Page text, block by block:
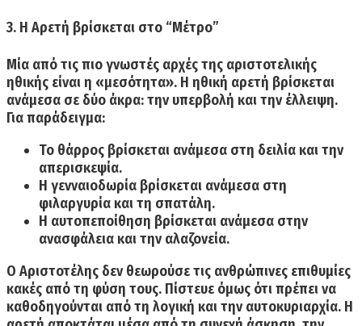
3. Η Αρετή βρίσκεται στο “Μέτρο”
Μία από τις πιο γνωστές αρχές της αριστοτελικής
ηθικής είναι η «μεσότητα». Η ηθική αρετή βρίσκεται
ανάμεσα σε δύο άκρα: την υπερβολή και την έλλειψη.
Για παράδειγμα:
Το θάρρος βρίσκεται ανάμεσα στη δειλία και την
απερισκεψία.
Η γενναιοδωρία βρίσκεται ανάμεσα στη
φιλαργυρία και τη σπατάλη.
Η αυτοπεποίθηση βρίσκεται ανάμεσα στην
ανασφάλεια και την αλαζονεία.
Ο Αριστοτέλης δεν θεωρούσε τις ανθρώπινες επιθυμίες
κακές από τη φύση τους. Πίστευε όμως ότι πρέπει να
καθοδηγούνται από τη λογική και την αυτοκυριαρχία. Η